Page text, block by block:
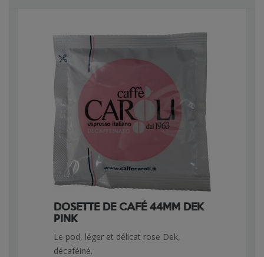
DOSETTE DE CAFÉ 44MM DEK
PINK
Le pod, léger et délicat rose Dek,
décaféiné.